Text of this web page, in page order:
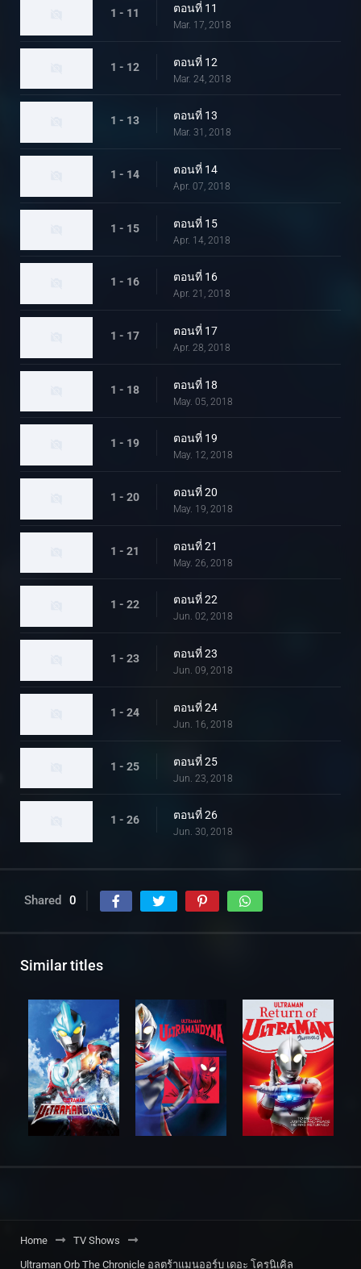
1 - 11 ตอนที่ 11
Mar. 17, 2018
1 - 12 ตอนที่ 12
Mar. 24, 2018
1 - 13 ตอนที่ 13
Mar. 31, 2018
1 - 14 ตอนที่ 14
Apr. 07, 2018
1 - 15 ตอนที่ 15
Apr. 14, 2018
1 - 16 ตอนที่ 16
Apr. 21, 2018
1 - 17 ตอนที่ 17
Apr. 28, 2018
1 - 18 ตอนที่ 18
May. 05, 2018
1 - 19 ตอนที่ 19
May. 12, 2018
1 - 20 ตอนที่ 20
May. 19, 2018
1 - 21 ตอนที่ 21
May. 26, 2018
1 - 22 ตอนที่ 22
Jun. 02, 2018
1 - 23 ตอนที่ 23
Jun. 09, 2018
1 - 24 ตอนที่ 24
Jun. 16, 2018
1 - 25 ตอนที่ 25
Jun. 23, 2018
1 - 26 ตอนที่ 26
Jun. 30, 2018
Shared 0
Similar titles
Home
TV Shows
Ultraman Orb The Chronicle อุลตร้าแมนออร์บ เดอะ โครนิเคิล